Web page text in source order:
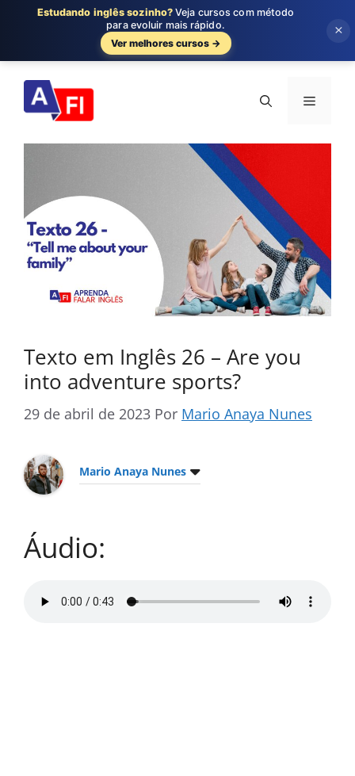
para
conteúdo
Menu
Texto em Inglês 26 – Are you
into adventure sports?
29 de abril de 2023 Por Mario Anaya Nunes
Mario Anaya Nunes
Áudio:
Estudando inglês sozinho? Veja cursos com método
para evoluir mais rápido.
Ver melhores cursos →
×